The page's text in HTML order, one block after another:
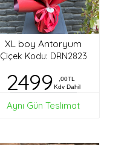
XL boy Antoryum
Çiçek Kodu: DRN2823
2499
,00TL
Kdv Dahil
Aynı Gün Teslimat